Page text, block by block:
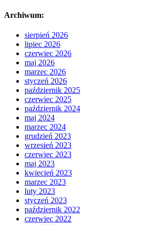
Archiwum:
sierpień 2026
lipiec 2026
czerwiec 2026
maj 2026
marzec 2026
styczeń 2026
październik 2025
czerwiec 2025
październik 2024
maj 2024
marzec 2024
grudzień 2023
wrzesień 2023
czerwiec 2023
maj 2023
kwiecień 2023
marzec 2023
luty 2023
styczeń 2023
październik 2022
czerwiec 2022